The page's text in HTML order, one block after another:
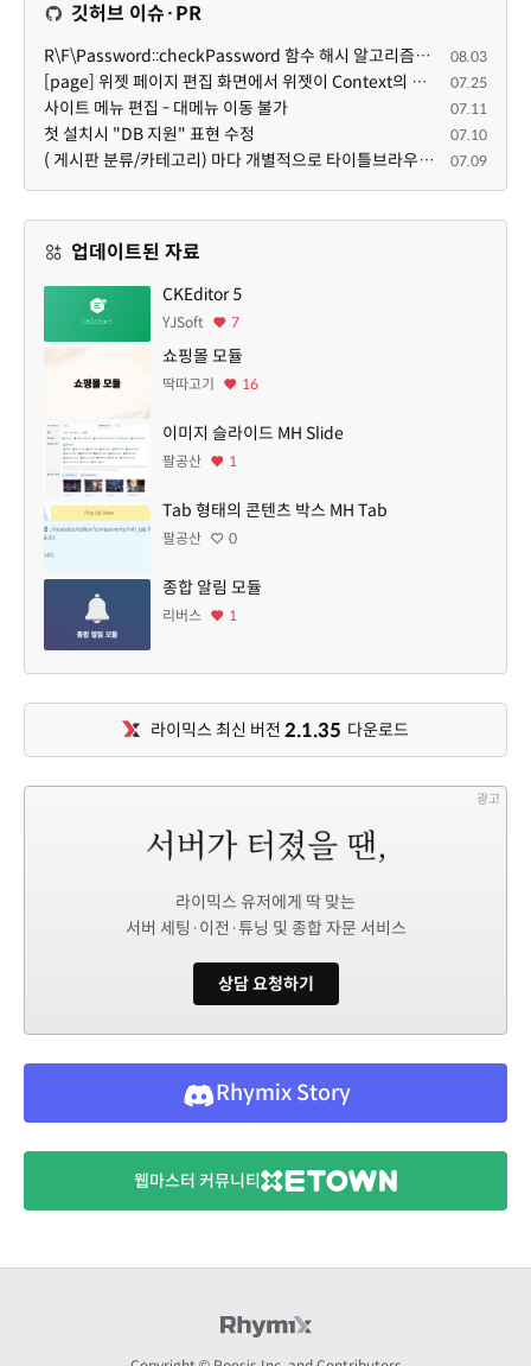
깃허브 이슈·PR
R\F\Password::checkPassword 함수 해시 알고리즘을 암시적으로 호출하는 경우 Argon2id 해시 비교 실패 08.03
[page] 위젯 페이지 편집 화면에서 위젯이 Context의 module_info를 덮어쓰면 저장이 ERR_ACT_IS_NOT_STANDALONE으로 실패 07.25
사이트 메뉴 편집 - 대메뉴 이동 불가 07.11
첫 설치시 "DB 지원" 표현 수정 07.10
( 게시판 분류/카테고리) 마다 개별적으로 타이틀브라우저 제목 및 seo설명 넣을 수 있으면 어떨지 해서 글 등록해봅니다. 07.09
업데이트된 자료
CKEditor 5
YJSoft 7
쇼핑몰 모듈
딱따고기 16
이미지 슬라이드 MH Slide
팔공산 1
Tab 형태의 콘텐츠 박스 MH Tab
팔공산 0
종합 알림 모듈
리버스 1
라이믹스 최신 버전 2.1.35 다운로드
광고
라이믹스 유저에게 딱 맞는
서버 세팅·이전·튜닝 및 종합 자문 서비스
상담 요청하기
Rhymix Story
웹마스터 커뮤니티